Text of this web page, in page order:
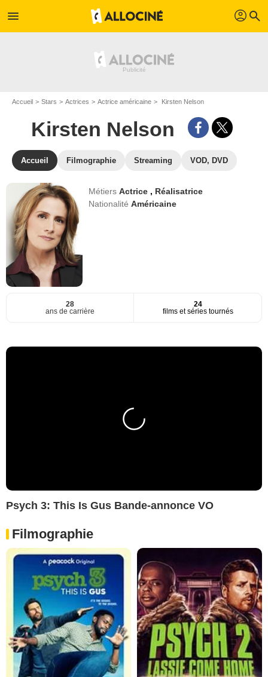
menu profil search
Accueil Stars Actrices Actrice américaine Kirsten Nelson
Kirsten Nelson
Accueil Filmographie Streaming VOD, DVD
MétiersActrice , Réalisatrice
NationalitéAméricaine
28
ans de carrière
24
films et séries tournés
Psych 3: This Is Gus Bande-annonce VO
Filmographie